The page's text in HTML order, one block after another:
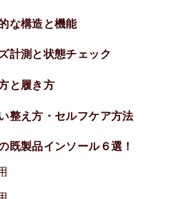
な構造と機能
計測と状態チェック
と履き方
整え方・セルフケア方法
既製品インソール６選！